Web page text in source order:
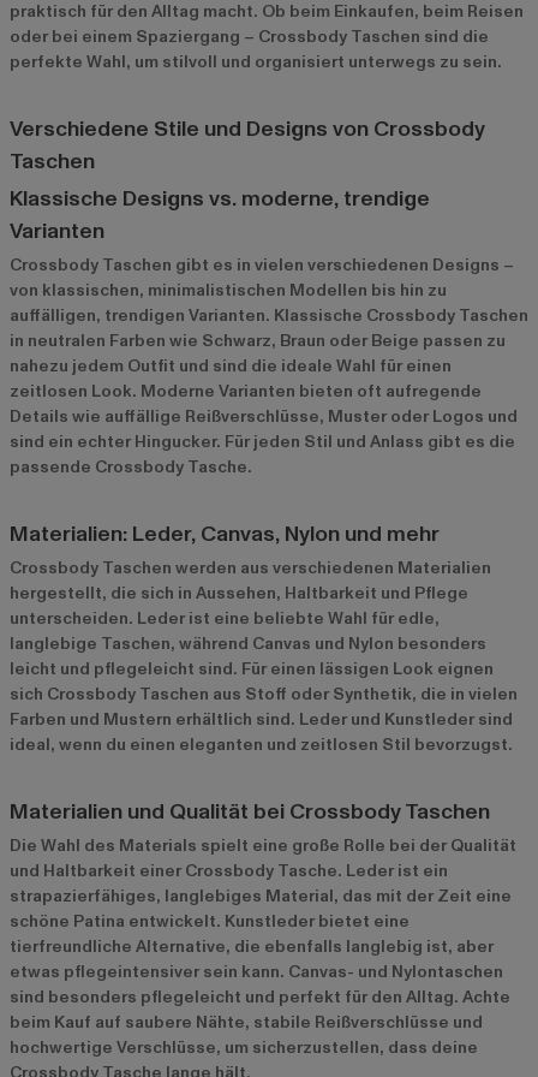
praktisch für den Alltag macht. Ob beim Einkaufen, beim Reisen
oder bei einem Spaziergang – Crossbody Taschen sind die
perfekte Wahl, um stilvoll und organisiert unterwegs zu sein.
Verschiedene Stile und Designs von Crossbody
Taschen
Klassische Designs vs. moderne, trendige
Varianten
Crossbody Taschen gibt es in vielen verschiedenen Designs –
von klassischen, minimalistischen Modellen bis hin zu
auffälligen, trendigen Varianten. Klassische Crossbody Taschen
in neutralen Farben wie Schwarz, Braun oder Beige passen zu
nahezu jedem Outfit und sind die ideale Wahl für einen
zeitlosen Look. Moderne Varianten bieten oft aufregende
Details wie auffällige Reißverschlüsse, Muster oder Logos und
sind ein echter Hingucker. Für jeden Stil und Anlass gibt es die
passende Crossbody Tasche.
Materialien: Leder, Canvas, Nylon und mehr
Crossbody Taschen werden aus verschiedenen Materialien
hergestellt, die sich in Aussehen, Haltbarkeit und Pflege
unterscheiden. Leder ist eine beliebte Wahl für edle,
langlebige Taschen, während Canvas und Nylon besonders
leicht und pflegeleicht sind. Für einen lässigen Look eignen
sich Crossbody Taschen aus Stoff oder Synthetik, die in vielen
Farben und Mustern erhältlich sind. Leder und Kunstleder sind
ideal, wenn du einen eleganten und zeitlosen Stil bevorzugst.
Materialien und Qualität bei Crossbody Taschen
Die Wahl des Materials spielt eine große Rolle bei der Qualität
und Haltbarkeit einer Crossbody Tasche. Leder ist ein
strapazierfähiges, langlebiges Material, das mit der Zeit eine
schöne Patina entwickelt. Kunstleder bietet eine
tierfreundliche Alternative, die ebenfalls langlebig ist, aber
etwas pflegeintensiver sein kann. Canvas- und Nylontaschen
sind besonders pflegeleicht und perfekt für den Alltag. Achte
beim Kauf auf saubere Nähte, stabile Reißverschlüsse und
hochwertige Verschlüsse, um sicherzustellen, dass deine